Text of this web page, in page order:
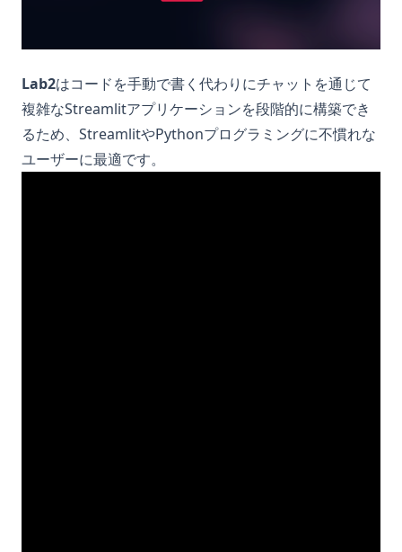
Lab2はコードを手動で書く代わりにチャットを通じて
複雑なStreamlitアプリケーションを段階的に構築でき
るため、StreamlitやPythonプログラミングに不慣れな
ユーザーに最適です。